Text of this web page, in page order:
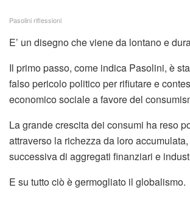
Pasolini riflessioni
E’ un disegno che viene da lontano e
Il primo passo, come indica Pasolini, è
falso pericolo politico per rifiutare e
economico sociale a favore del
La grande crescita dei consumi ha reso
attraverso la richezza da loro
successiva di aggregati finanziari e
E su tutto ciò è germogliato il globalismo.